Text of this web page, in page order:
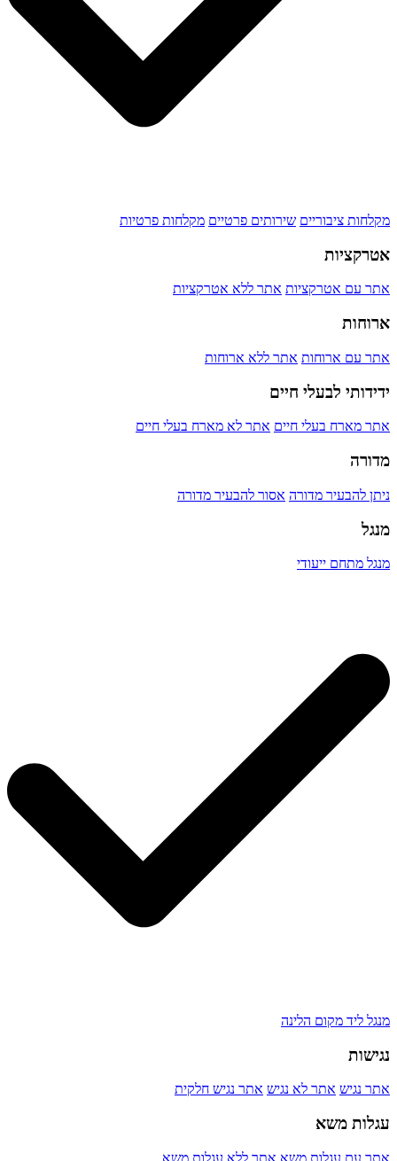
מקלחות ציבוריים שירותים פרטיים מקלחות פרטיות
אטרקציות
אתר עם אטרקציות אתר ללא אטרקציות
ארוחות
אתר עם ארוחות אתר ללא ארוחות
ידידותי לבעלי חיים
אתר מארח בעלי חיים אתר לא מארח בעלי חיים
מדורה
ניתן להבעיר מדורה אסור להבעיר מדורה
מנגל
מנגל מתחם ייעודי
מנגל ליד מקום הלינה
נגישות
אתר נגיש אתר לא נגיש אתר נגיש חלקית
עגלות משא
אתר עם עגלות משא אתר ללא עגלות משא